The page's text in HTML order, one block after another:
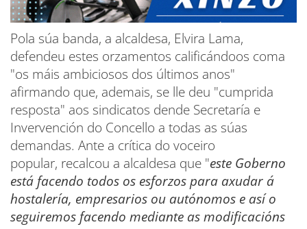
Pola súa banda, a alcaldesa, Elvira Lama,
defendeu estes orzamentos calificándoos coma
"os máis ambiciosos dos últimos anos"
afirmando que, ademais, se lle deu "cumprida
resposta" aos sindicatos dende Secretaría e
Invervención do Concello a todas as súas
demandas. Ante a crítica do voceiro
popular, recalcou a alcaldesa que "este Goberno
está facendo todos os esforzos para axudar á
hostalería, empresarios ou autónomos e así o
seguiremos facendo mediante as modificacións